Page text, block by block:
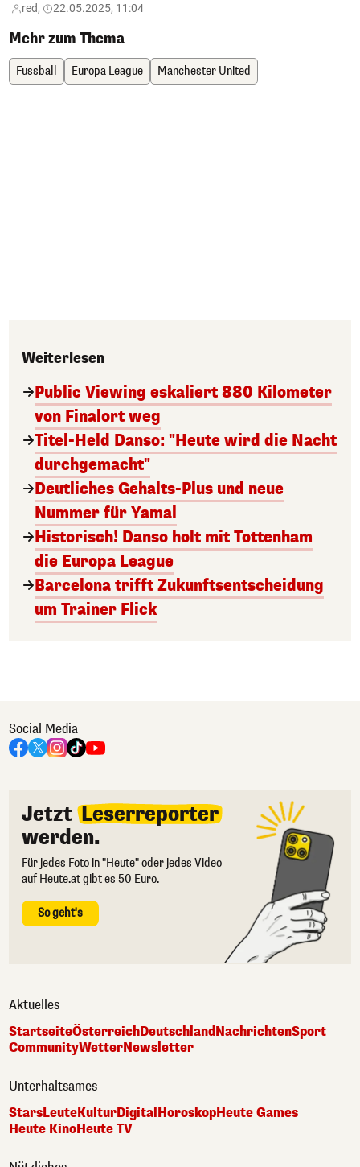
red, 22.05.2025, 11:04
Mehr zum Thema
Fussball Europa League Manchester United
Weiterlesen
Public Viewing eskaliert 880 Kilometer
von Finalort weg
Titel-Held Danso: "Heute wird die Nacht
durchgemacht"
Deutliches Gehalts-Plus und neue
Nummer für Yamal
Historisch! Danso holt mit Tottenham
die Europa League
Barcelona trifft Zukunftsentscheidung
um Trainer Flick
Social Media
Jetzt Leserreporter
werden.
Für jedes Foto in "Heute" oder jedes Video
auf Heute.at gibt es 50 Euro.
So geht's
Aktuelles
StartseiteÖsterreichDeutschlandNachrichtenSport
CommunityWetterNewsletter
Unterhaltsames
StarsLeuteKulturDigital HoroskopHeute Games
Heute KinoHeute TV